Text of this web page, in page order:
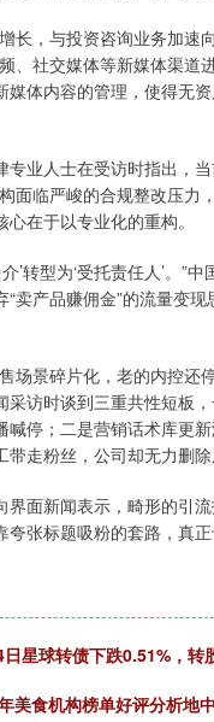
，与投资咨询业务加速
、社交媒体等新媒体渠
媒体内容的管理，使得无
业人士在受访时指出，当
面临严峻的合规整改压
在于以专业化的重构。
转型为‘受托责任人’。”
“卖产品赚佣金”的流量变
景碎片化，老的内控还停
采访时谈到三重共性短板
喊停；二是营销话术库更
走粉丝，公司却无力删除
新闻表示，畸形的引流
夸张标题吸粉的套路，真
星球转债下跌0.51%，转
美食机构榜单好评分析地